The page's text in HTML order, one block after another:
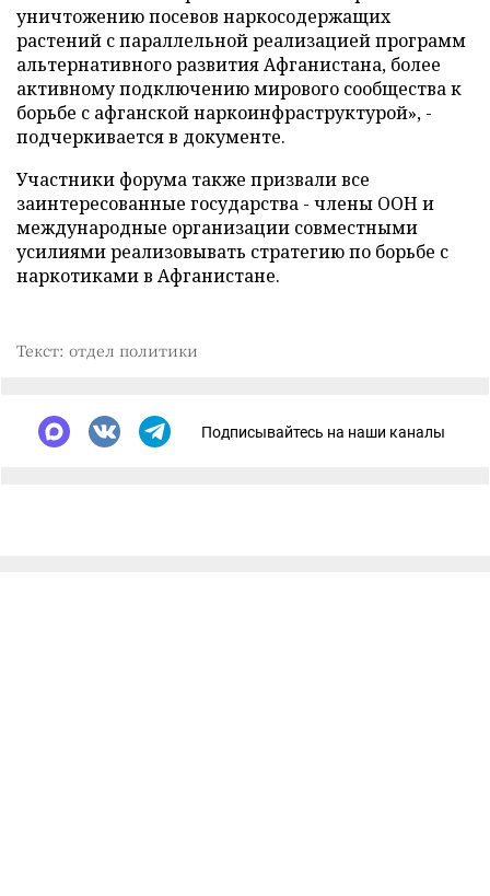
уничтожению посевов наркосодержащих
растений с параллельной реализацией программ
альтернативного развития Афганистана, более
активному подключению мирового сообщества к
борьбе с афганской наркоинфраструктурой», -
подчеркивается в документе.
Участники форума также призвали все
заинтересованные государства - члены ООН и
международные организации совместными
усилиями реализовывать стратегию по борьбе с
наркотиками в Афганистане.
Текст: отдел политики
Подписывайтесь на наши каналы